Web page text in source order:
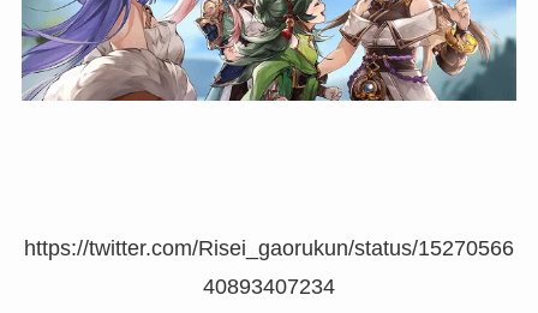
https://twitter.com/Risei_gaorukun/status/15270566
40893407234